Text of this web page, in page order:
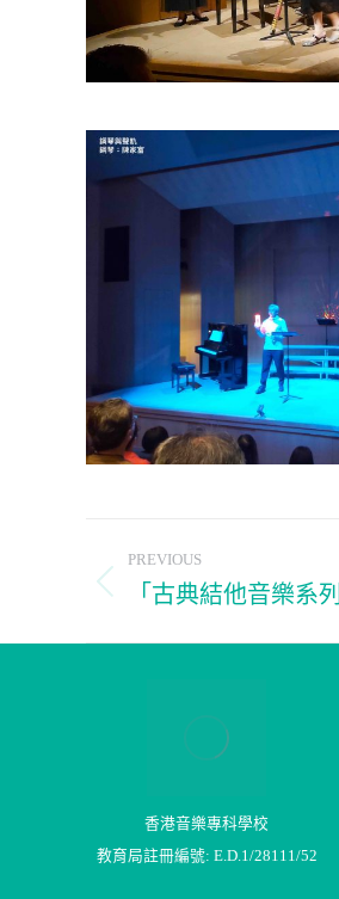
Album
navigation
PREVIOUS
Previous
「古典結他音樂系
香港音樂專科學校
教育局註冊編號: E.D.1/28111/52